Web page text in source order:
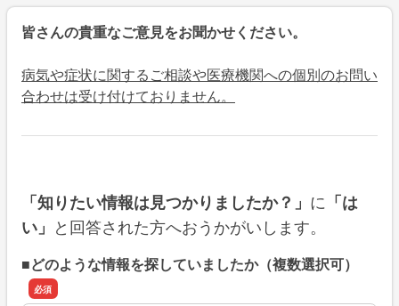
皆さんの貴重なご意見をお聞かせください。
病気や症状に関するご相談や医療機関への個別のお問い
合わせは受け付けておりません。
「知りたい情報は見つかりましたか？」 に 「は
い」 と回答された方へおうかがいします。
■どのような情報を探していましたか（複数選択可）